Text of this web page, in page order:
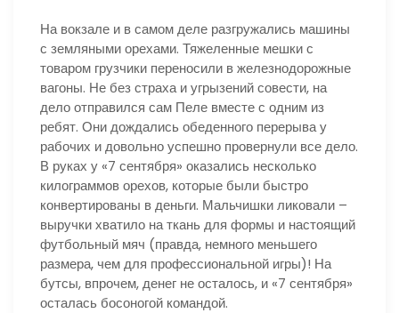
На вокзале и в самом деле разгружались машины
с земляными орехами. Тяжеленные мешки с
товаром грузчики переносили в железнодорожные
вагоны. Не без страха и угрызений совести, на
дело отправился сам Пеле вместе с одним из
ребят. Они дождались обеденного перерыва у
рабочих и довольно успешно провернули все дело.
В руках у «7 сентября» оказались несколько
килограммов орехов, которые были быстро
конвертированы в деньги. Мальчишки ликовали –
выручки хватило на ткань для формы и настоящий
футбольный мяч (правда, немного меньшего
размера, чем для профессиональной игры)! На
бутсы, впрочем, денег не осталось, и «7 сентября»
осталась босоногой командой.